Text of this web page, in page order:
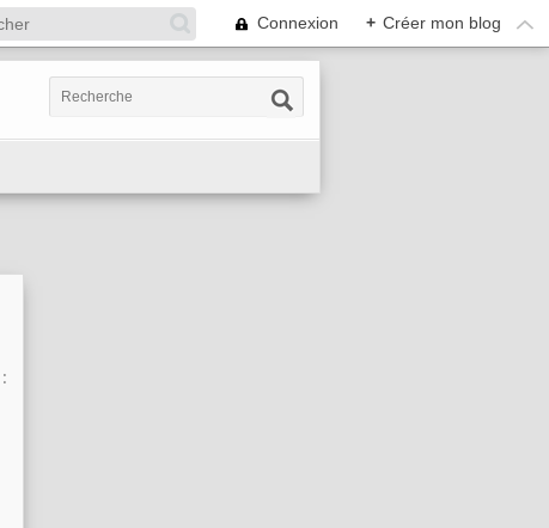
Connexion + Créer mon blog